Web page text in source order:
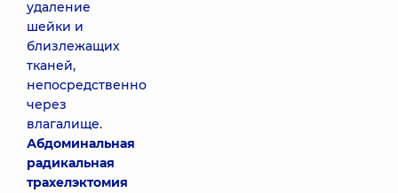
удаление
шейки и
близлежащих
тканей,
непосредственно
через
влагалище.
Абдоминальная
радикальная
трахелэктомия